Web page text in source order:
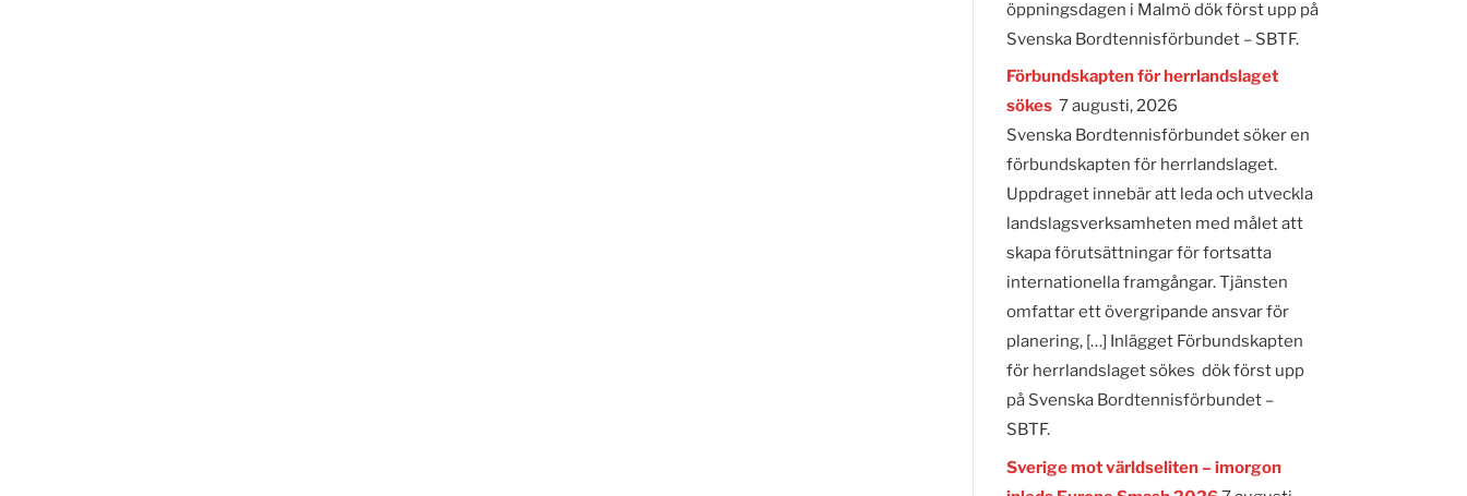
öppningsdagen i Malmö dök först upp på
Svenska Bordtennisförbundet – SBTF.
Förbundskapten för herrlandslaget
sökes 7 augusti, 2026
Svenska Bordtennisförbundet söker en
förbundskapten för herrlandslaget.
Uppdraget innebär att leda och utveckla
landslagsverksamheten med målet att
skapa förutsättningar för fortsatta
internationella framgångar. Tjänsten
omfattar ett övergripande ansvar för
planering, […] Inlägget Förbundskapten
för herrlandslaget sökes dök först upp
på Svenska Bordtennisförbundet –
SBTF.
Sverige mot världseliten – imorgon